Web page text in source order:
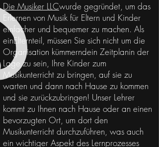
Die Musiker LLCwurde gegründet, um das
Erlernen von Musik für Eltern und Kinder
einfacher und bequemer zu machen. Als
einElternteil, müssen Sie sich nicht um die
Organisation kümmerndein Zeitplanin der
Lage zu sein, Ihre Kinder zum
Musikunterricht zu bringen, auf sie zu
warten und dann nach Hause zu kommen
und sie zurückzubringen! Unser Lehrer
kommt zu Ihnen nach Hause oder an einen
bevorzugten Ort, um dort den
Musikunterricht durchzuführen, was auch
ein wichtiger Aspekt des Lernprozesses